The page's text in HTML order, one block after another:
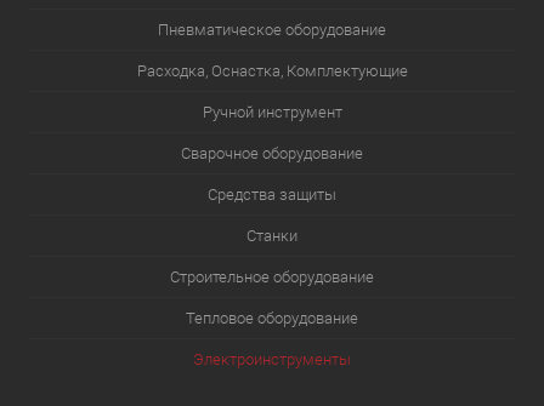
Пневматическое оборудование
Расходка, Оснастка, Комплектующие
Ручной инструмент
Сварочное оборудование
Средства защиты
Станки
Строительное оборудование
Тепловое оборудование
Электроинструменты